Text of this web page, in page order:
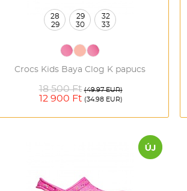
Crocs Kids Baya Clog K papucs
18 500 Ft (49.97 EUR)
12 900 Ft (34.98 EUR)
28
29
29
30
32
33